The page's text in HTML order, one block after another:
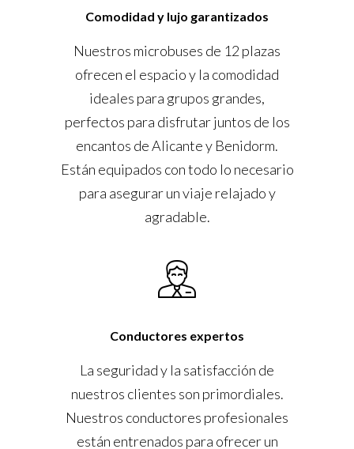
Comodidad y lujo garantizados
Nuestros microbuses de 12 plazas
ofrecen el espacio y la comodidad
ideales para grupos grandes,
perfectos para disfrutar juntos de los
encantos de Alicante y Benidorm.
Están equipados con todo lo necesario
para asegurar un viaje relajado y
agradable.
Conductores expertos
La seguridad y la satisfacción de
nuestros clientes son primordiales.
Nuestros conductores profesionales
están entrenados para ofrecer un